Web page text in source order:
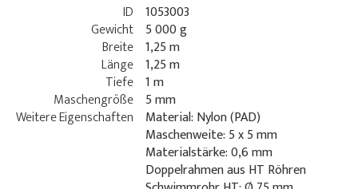
ID 1053003
Gewicht 5 000 g
Breite 1,25 m
Länge 1,25 m
Tiefe 1 m
Maschengröße 5 mm
Weitere Eigenschaften
Material: Nylon (PAD)
Maschenweite: 5 x 5 mm
Materialstärke: 0,6 mm
Doppelrahmen aus HT Röhren